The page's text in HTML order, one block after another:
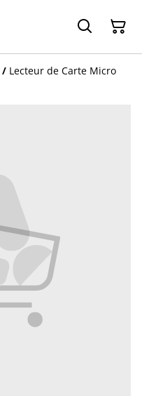
/ Lecteur de Carte Micro